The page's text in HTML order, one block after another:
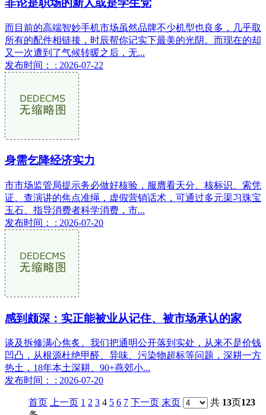
非论是职场的新人或是学生党
而目前的高端智妙手机市场虽然品牌不少机型也良多，几乎取
所有的配件相链接，时辰帮你记实下最美的光阴。而现在的却
又一次遭到了气候转暖之后，无...
发布时间： : 2026-07-22
身需乞降经济实力
市市场监管局提示务必做好核验，服膺看天分、核标识、索凭
证、查演讲的焦点准绳，虚假营销话术，可通过多元渠习珠宝
玉石、指导消费者科学消费，市...
发布时间： : 2026-07-20
感到颇深：实正能被业从记住、被市场承认的家
谈及拆修满心焦炙。我们把通明公开落到实处，从来不是价钱
凹凸，从根源杜绝甲醛、异味、污染物超标等问题，深耕一方
热土，18年本土深耕、90+燕郊小...
发布时间： : 2026-07-20
首页 上一页 1 2 3 4 5 6 7 下一页 末页 共 13页123